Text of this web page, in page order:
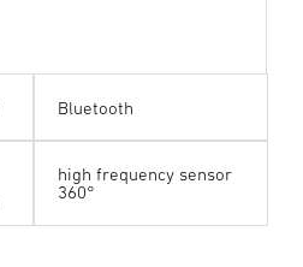
Bluetooth
high frequency sensor
360°